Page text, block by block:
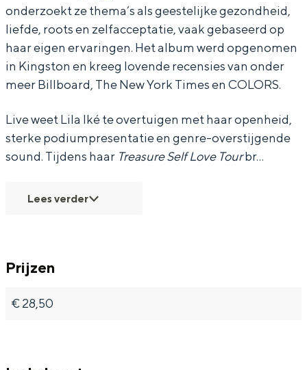
n
d
o
u
n
d
o
u
n
d
onderzoekt ze thema’s als geestelijke gezondheid,
liefde, roots en zelfacceptatie, vaak gebaseerd op
haar eigen ervaringen. Het album werd opgenomen
in Kingston en kreeg lovende recensies van onder
meer Billboard, The New York Times en COLORS.
Live weet Lila Iké te overtuigen met haar openheid,
sterke podiumpresentatie en genre-overstijgende
sound. Tijdens haar Treasure Self Love Tourbr…
Lees verder
Prijzen
€ 28,50